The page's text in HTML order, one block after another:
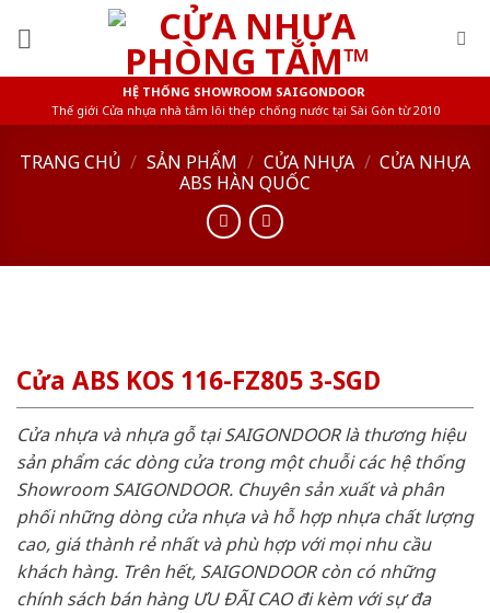
HỆ THỐNG SHOWROOM SAIGONDOOR
Thế giới Cửa nhựa nhà tắm lõi thép chống nước tại Sài Gòn từ 2010
TRANG CHỦ / SẢN PHẨM / CỬA NHỰA / CỬA NHỰA
ABS HÀN QUỐC
Cửa ABS KOS 116-FZ805 3-SGD
Cửa nhựa và nhựa gỗ tại SAIGONDOOR là thương hiệu
sản phẩm các dòng cửa trong một chuỗi các hệ thống
Showroom SAIGONDOOR. Chuyên sản xuất và phân
phối những dòng cửa nhựa và hỗ hợp nhựa chất lượng
cao, giá thành rẻ nhất và phù hợp với mọi nhu cầu
khách hàng. Trên hết, SAIGONDOOR còn có những
chính sách bán hàng ƯU ĐÃI CAO đi kèm với sự đa